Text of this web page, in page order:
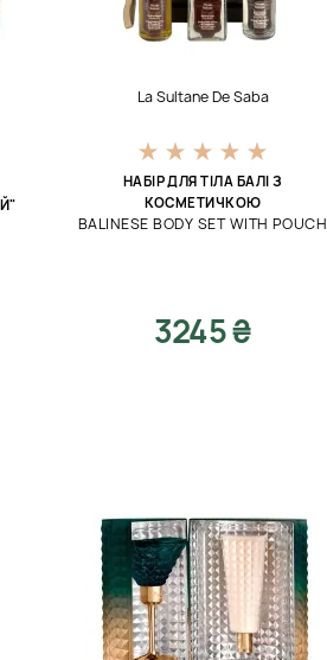
La Sultane De Saba
НАБІР ДЛЯ ТІЛА БАЛІ З
КОСМЕТИЧКОЮ
BALINESE BODY SET WITH POUCH
3245 ₴